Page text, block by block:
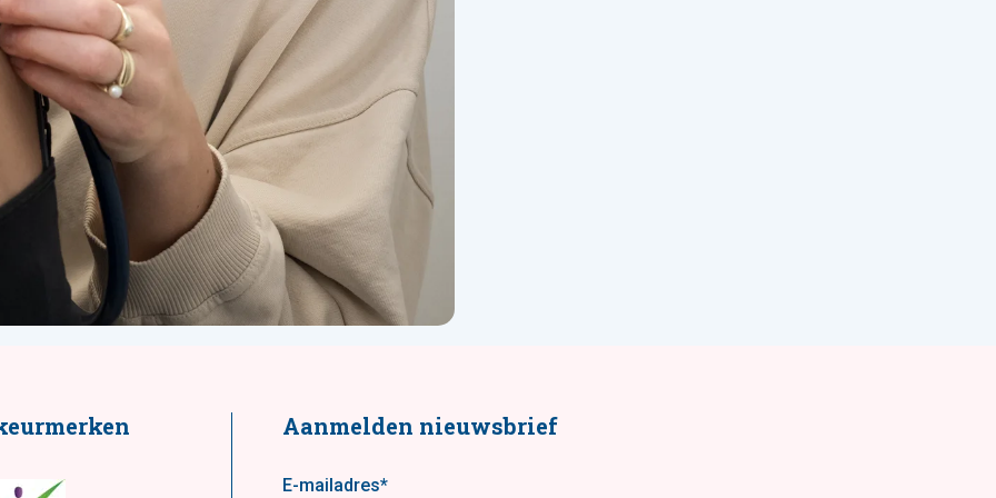
Aanmelden nieuwsbrief
E-mailadres*